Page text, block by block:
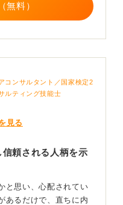
無料）
コンサルタント／国家検定2
ルティング技能士
見る
頼される人柄を示
と思い、心配されてい
あるだけで、直ちに内